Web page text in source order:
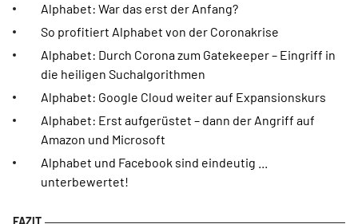
Alphabet: War das erst der Anfang?
So profitiert Alphabet von der Coronakrise
Alphabet: Durch Corona zum Gatekeeper – Eingriff in
die heiligen Suchalgorithmen
Alphabet: Google Cloud weiter auf Expansionskurs
Alphabet: Erst aufgerüstet – dann der Angriff auf
Amazon und Microsoft
Alphabet und Facebook sind eindeutig ...
unterbewertet!